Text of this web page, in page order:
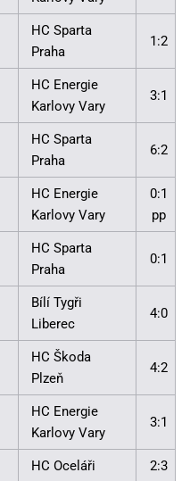
HC Sparta
Praha
1:2
HC Energie
Karlovy Vary
3:1
HC Sparta
Praha
6:2
HC Energie
Karlovy Vary
0:1
pp
HC Sparta
Praha
0:1
Bílí Tygři
Liberec
4:0
HC Škoda
Plzeň
4:2
HC Energie
Karlovy Vary
3:1
HC Oceláři
2:3